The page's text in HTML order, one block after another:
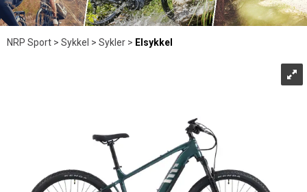
NRP Sport>Sykkel >Sykler> Elsykkel